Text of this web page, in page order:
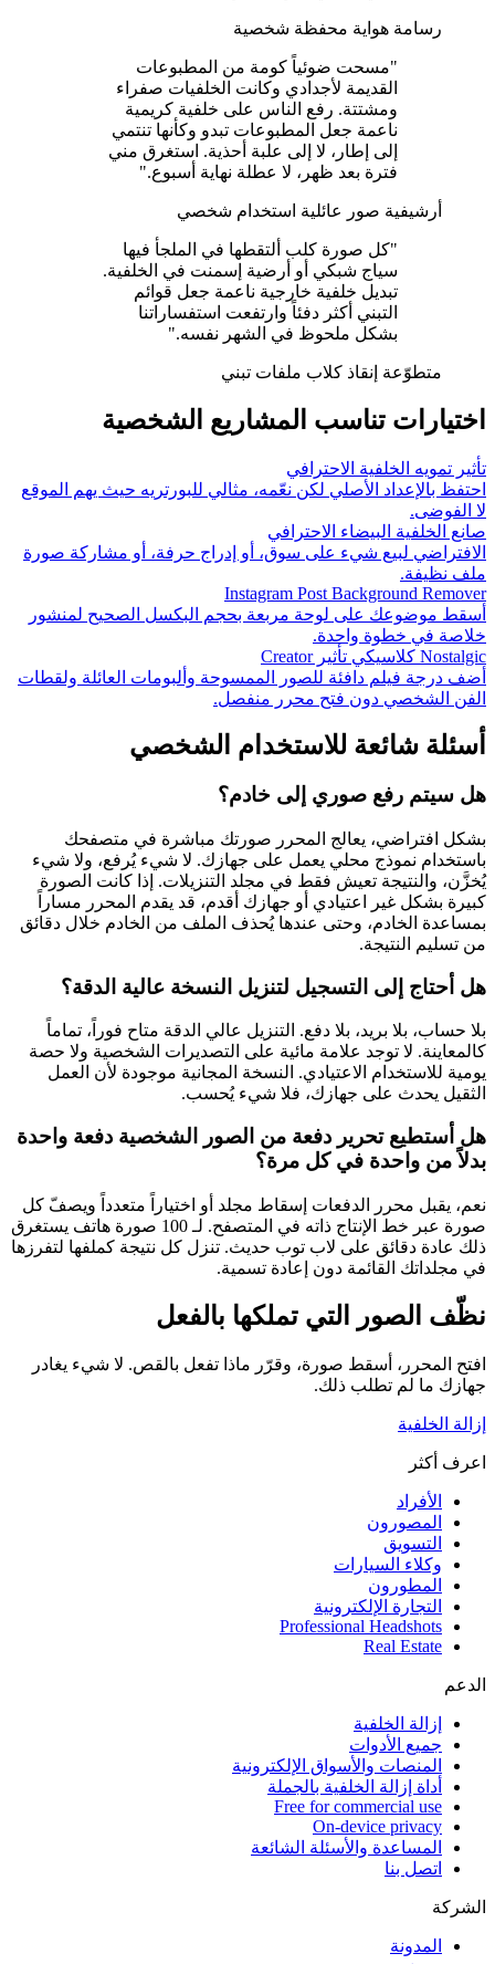
رسامة هواية محفظة شخصية
"مسحت ضوئياً كومة من المطبوعات
القديمة لأجدادي وكانت الخلفيات صفراء
ومشتتة. رفع الناس على خلفية كريمية
ناعمة جعل المطبوعات تبدو وكأنها تنتمي
إلى إطار، لا إلى علبة أحذية. استغرق مني
فترة بعد ظهر، لا عطلة نهاية أسبوع."
أرشيفية صور عائلية استخدام شخصي
"كل صورة كلب ألتقطها في الملجأ فيها
سياج شبكي أو أرضية إسمنت في الخلفية.
تبديل خلفية خارجية ناعمة جعل قوائم
التبني أكثر دفئاً وارتفعت استفساراتنا
بشكل ملحوظ في الشهر نفسه."
متطوّعة إنقاذ كلاب ملفات تبني
اختيارات تناسب المشاريع الشخصية
تأثير تمويه الخلفية الاحترافي
احتفظ بالإعداد الأصلي لكن نعّمه، مثالي للبورتريه حيث يهم الموقع
لا الفوضى.
صانع الخلفية البيضاء الاحترافي
الافتراضي لبيع شيء على سوق، أو إدراج حرفة، أو مشاركة صورة
ملف نظيفة.
Instagram Post Background Remover
أسقط موضوعك على لوحة مربعة بحجم البكسل الصحيح لمنشور
خلاصة في خطوة واحدة.
Nostalgic كلاسيكي تأثير Creator
أضف درجة فيلم دافئة للصور الممسوحة وألبومات العائلة ولقطات
الفن الشخصي دون فتح محرر منفصل.
أسئلة شائعة للاستخدام الشخصي
هل سيتم رفع صوري إلى خادم؟
بشكل افتراضي، يعالج المحرر صورتك مباشرة في متصفحك
باستخدام نموذج محلي يعمل على جهازك. لا شيء يُرفع، ولا شيء
يُخزَّن، والنتيجة تعيش فقط في مجلد التنزيلات. إذا كانت الصورة
كبيرة بشكل غير اعتيادي أو جهازك أقدم، قد يقدم المحرر مساراً
بمساعدة الخادم، وحتى عندها يُحذف الملف من الخادم خلال دقائق
من تسليم النتيجة.
هل أحتاج إلى التسجيل لتنزيل النسخة عالية الدقة؟
بلا حساب، بلا بريد، بلا دفع. التنزيل عالي الدقة متاح فوراً، تماماً
كالمعاينة. لا توجد علامة مائية على التصديرات الشخصية ولا حصة
يومية للاستخدام الاعتيادي. النسخة المجانية موجودة لأن العمل
الثقيل يحدث على جهازك، فلا شيء يُحسب.
هل أستطيع تحرير دفعة من الصور الشخصية دفعة واحدة
بدلاً من واحدة في كل مرة؟
نعم، يقبل محرر الدفعات إسقاط مجلد أو اختياراً متعدداً ويصفّ كل
صورة عبر خط الإنتاج ذاته في المتصفح. لـ 100 صورة هاتف يستغرق
ذلك عادة دقائق على لاب توب حديث. تنزل كل نتيجة كملفها لتفرزها
في مجلداتك القائمة دون إعادة تسمية.
نظّف الصور التي تملكها بالفعل
افتح المحرر، أسقط صورة، وقرّر ماذا تفعل بالقص. لا شيء يغادر
جهازك ما لم تطلب ذلك.
إزالة الخلفية
اعرف أكثر
الأفراد
المصورون
التسويق
وكلاء السيارات
المطورون
التجارة الإلكترونية
Professional Headshots
Real Estate
الدعم
إزالة الخلفية
جميع الأدوات
المنصات والأسواق الإلكترونية
أداة إزالة الخلفية بالجملة
Free for commercial use
On-device privacy
المساعدة والأسئلة الشائعة
اتصل بنا
الشركة
المدونة